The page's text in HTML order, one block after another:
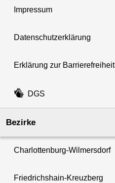
Impressum
Datenschutzerklärung
Erklärung zur Barrierefreiheit
DGS
Bezirke
Charlottenburg-Wilmersdorf
Friedrichshain-Kreuzberg